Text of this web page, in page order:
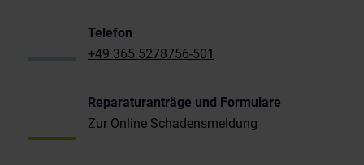
Telefon
+49 365 5278756-501
Reparaturanträge und Formulare
Zur Online Schadensmeldung